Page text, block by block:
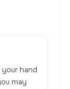
hand
may